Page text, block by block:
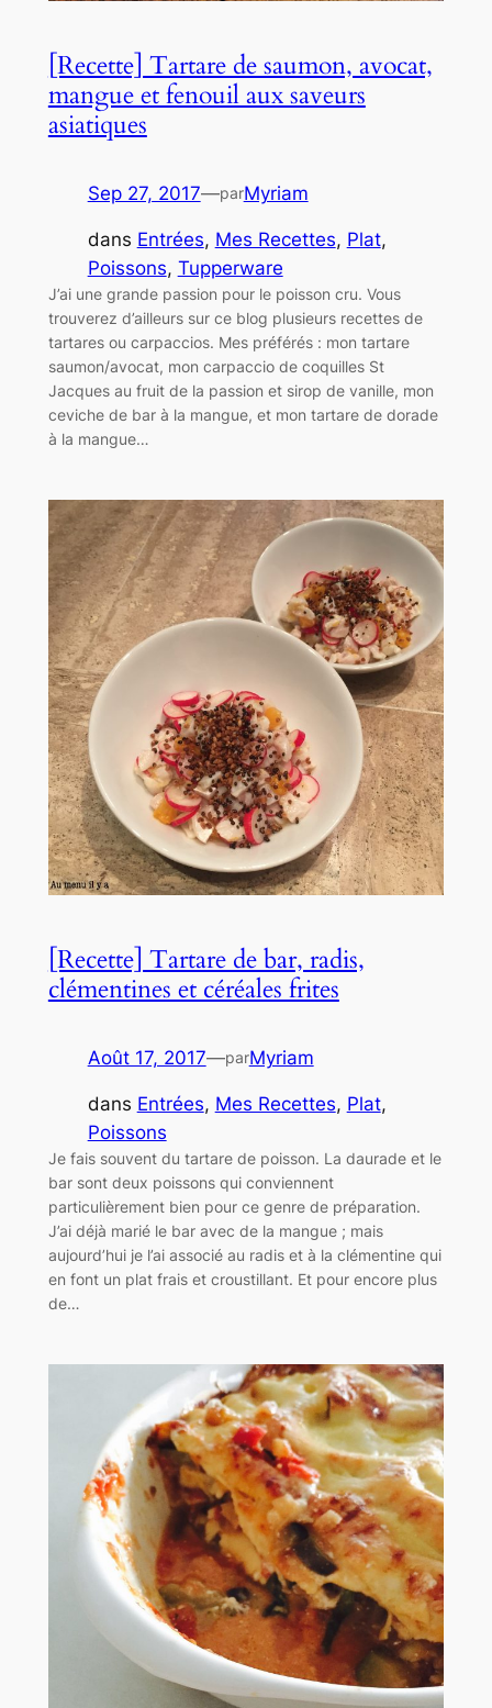
[Recette] Tartare de saumon, avocat,
mangue et fenouil aux saveurs
asiatiques
Sep 27, 2017—parMyriam
dans Entrées, Mes Recettes, Plat
Poissons, Tupperware
J’ai une grande passion pour le poisson cru. Vous
trouverez d’ailleurs sur ce blog plusieurs recettes de
tartares ou carpaccios. Mes préférés : mon tartare
saumon/avocat, mon carpaccio de coquilles St
Jacques au fruit de la passion et sirop de vanille, mon
ceviche de bar à la mangue, et mon tartare de dorade
à la mangue…
[Recette] Tartare de bar, radis,
clémentines et céréales frites
Août 17, 2017—parMyriam
dans Entrées, Mes Recettes, Plat
Poissons
Je fais souvent du tartare de poisson. La daurade et le
bar sont deux poissons qui conviennent
particulièrement bien pour ce genre de préparation.
J’ai déjà marié le bar avec de la mangue ; mais
aujourd’hui je l’ai associé au radis et à la clémentine qui
en font un plat frais et croustillant. Et pour encore plus
de…